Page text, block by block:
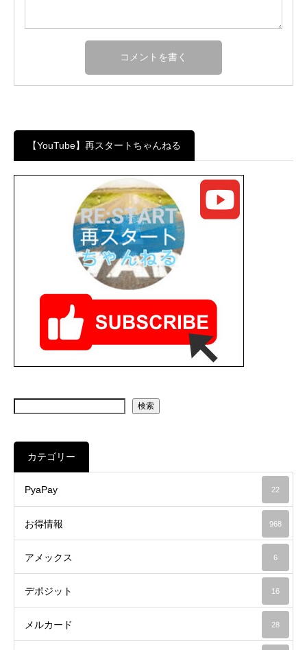
【YouTube】再スタートちゃんねる
検索
カテゴリー
PyaPay 22
お得情報 968
アメックス 6
デポジット 16
メルカード 28